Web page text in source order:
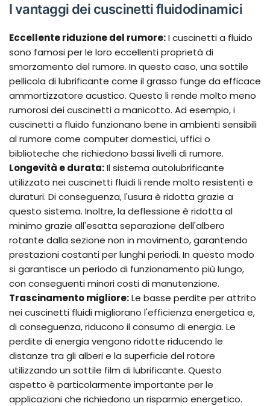
I vantaggi dei cuscinetti fluidodinamici
Eccellente riduzione del rumore:I cuscinetti a fluido
sono famosi per le loro eccellenti proprietà di
smorzamento del rumore. In questo caso, una sottile
pellicola di lubrificante come il grasso funge da efficace
ammortizzatore acustico. Questo li rende molto meno
rumorosi dei cuscinetti a manicotto. Ad esempio, i
cuscinetti a fluido funzionano bene in ambienti sensibili
al rumore come computer domestici, uffici o
biblioteche che richiedono bassi livelli di rumore.
Longevità e durata:Il sistema autolubrificante
utilizzato nei cuscinetti fluidi li rende molto resistenti e
duraturi. Di conseguenza, l'usura è ridotta grazie a
questo sistema. Inoltre, la deflessione è ridotta al
minimo grazie all'esatta separazione dell'albero
rotante dalla sezione non in movimento, garantendo
prestazioni costanti per lunghi periodi. In questo modo
si garantisce un periodo di funzionamento più lungo,
con conseguenti minori costi di manutenzione.
Trascinamento migliore:Le basse perdite per attrito
nei cuscinetti fluidi migliorano l'efficienza energetica e,
di conseguenza, riducono il consumo di energia. Le
perdite di energia vengono ridotte riducendo le
distanze tra gli alberi e la superficie del rotore
utilizzando un sottile film di lubrificante. Questo
aspetto è particolarmente importante per le
applicazioni che richiedono un risparmio energetico.